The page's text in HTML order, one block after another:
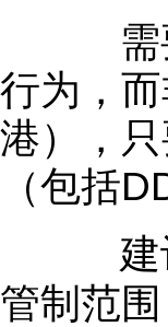
需要
行为，
港），
（包括
建议
管制范